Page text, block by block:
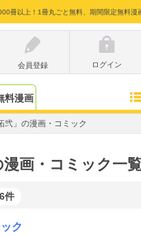
冊以上！1冊丸ごと無料、期間限定無料漫
会員登録
ログイン
料漫画
弐」の漫画・コミック
漫画・コミック一
件
ク